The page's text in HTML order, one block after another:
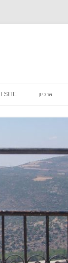
ארכיון SITE